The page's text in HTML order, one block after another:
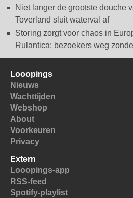
Niet langer de grootste douche
Toverland sluit waterval af
Storing zorgt voor chaos in
Rulantica: bezoekers weg
Looopings
Nieuws
Wachttijden
Webshop
About
Voorkeuren
Privacy
Extern
Looopings-app
RSS-feed
Spotify-playlist